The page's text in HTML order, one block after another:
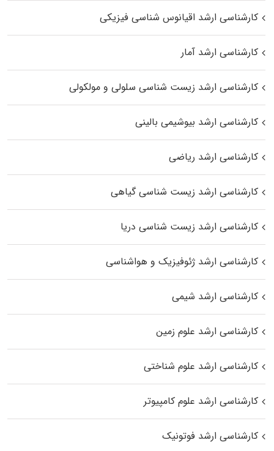
کارشناسی ارشد اقیانوس‌ شناسی فیزیکی
کارشناسی ارشد آمار
کارشناسی ارشد زیست شناسی سلولی و مولکولی
کارشناسی ارشد بیوشیمی بالینی
کارشناسی ارشد ریاضی
کارشناسی ارشد زیست‌ شناسی گیاهی
کارشناسی ارشد زیست‌ شناسی دریا
کارشناسی ارشد ژئوفیزیک و هواشناسی
کارشناسی ارشد شیمی
کارشناسی ارشد علوم زمین
کارشناسی ارشد علوم شناختی
کارشناسی ارشد علوم کامپیوتر
کارشناسی ارشد فوتونیک